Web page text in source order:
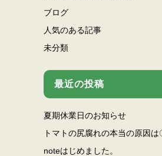
ブログ
人気のある記事
未分類
最近の投稿
夏期休業日のお知らせ
トマトの尻腐れの本当の原因は
noteはじめました。